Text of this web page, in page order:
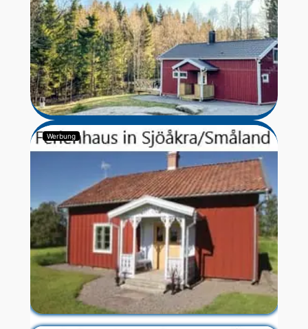
Werbung